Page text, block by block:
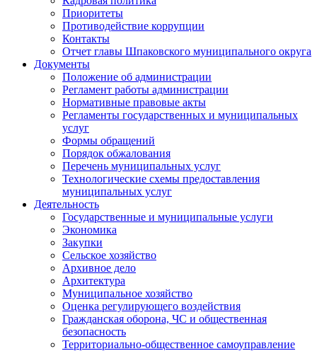
Приоритеты
Противодействие коррупции
Контакты
Отчет главы Шпаковского муниципального округа
Документы
Положение об администрации
Регламент работы администрации
Нормативные правовые акты
Регламенты государственных и муниципальных
услуг
Формы обращений
Порядок обжалования
Перечень муниципальных услуг
Технологические схемы предоставления
муниципальных услуг
Деятельность
Государственные и муниципальные услуги
Экономика
Закупки
Сельское хозяйство
Архивное дело
Архитектура
Муниципальное хозяйство
Оценка регулирующего воздействия
Гражданская оборона, ЧС и общественная
безопасность
Территориально-общественное самоуправление